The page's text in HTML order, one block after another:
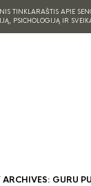
TINKLARAŠTIS APIE
PSICHOLOGIJĄ IR
ARCHIVES: GURU